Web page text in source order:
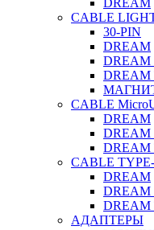
DREAM
CABLE
30-PIN
DREAM
CABLE
DREAM
CABLE
DREAM
АДАПТЕРЫ